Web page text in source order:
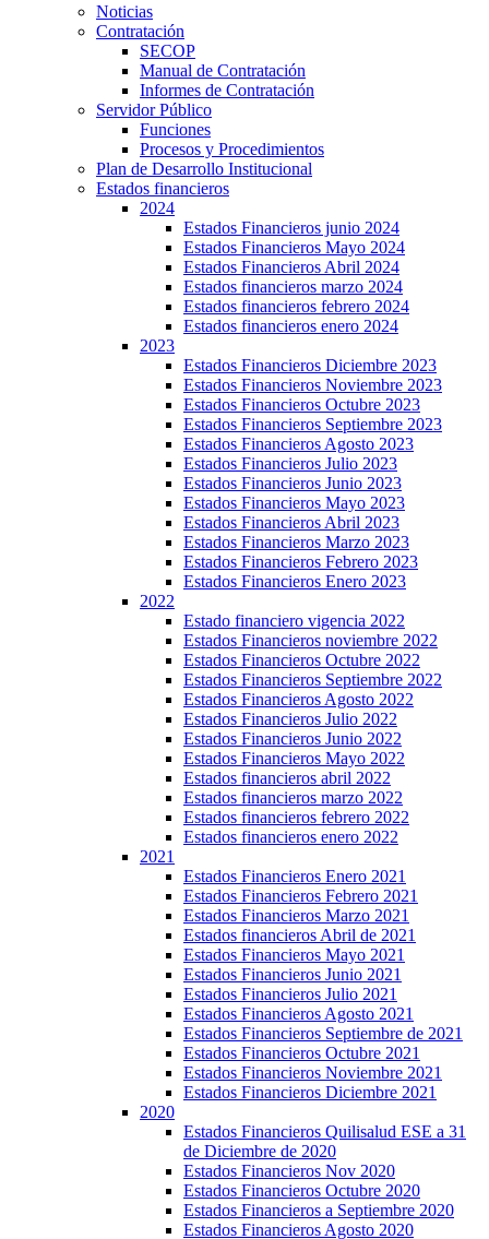
Noticias
Contratación
SECOP
Manual de Contratación
Informes de Contratación
Servidor Público
Funciones
Procesos y Procedimientos
Plan de Desarrollo Institucional
Estados financieros
2024
Estados Financieros junio 2024
Estados Financieros Mayo 2024
Estados Financieros Abril 2024
Estados financieros marzo 2024
Estados financieros febrero 2024
Estados financieros enero 2024
2023
Estados Financieros Diciembre 2023
Estados Financieros Noviembre 2023
Estados Financieros Octubre 2023
Estados Financieros Septiembre 2023
Estados Financieros Agosto 2023
Estados Financieros Julio 2023
Estados Financieros Junio 2023
Estados Financieros Mayo 2023
Estados Financieros Abril 2023
Estados Financieros Marzo 2023
Estados Financieros Febrero 2023
Estados Financieros Enero 2023
2022
Estado financiero vigencia 2022
Estados Financieros noviembre 2022
Estados Financieros Octubre 2022
Estados Financieros Septiembre 2022
Estados Financieros Agosto 2022
Estados Financieros Julio 2022
Estados Financieros Junio 2022
Estados Financieros Mayo 2022
Estados financieros abril 2022
Estados financieros marzo 2022
Estados financieros febrero 2022
Estados financieros enero 2022
2021
Estados Financieros Enero 2021
Estados Financieros Febrero 2021
Estados Financieros Marzo 2021
Estados financieros Abril de 2021
Estados Financieros Mayo 2021
Estados Financieros Junio 2021
Estados Financieros Julio 2021
Estados Financieros Agosto 2021
Estados Financieros Septiembre de 2021
Estados Financieros Octubre 2021
Estados Financieros Noviembre 2021
Estados Financieros Diciembre 2021
2020
Estados Financieros Quilisalud ESE a 31
de Diciembre de 2020
Estados Financieros Nov 2020
Estados Financieros Octubre 2020
Estados Financieros a Septiembre 2020
Estados Financieros Agosto 2020